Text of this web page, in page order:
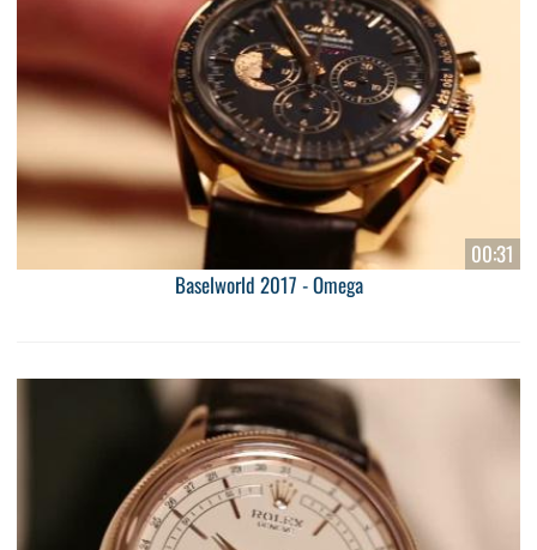
00:31
Baselworld 2017 - Omega